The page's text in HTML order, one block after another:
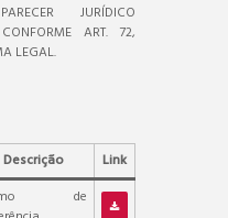
JURÍDICO
ART. 72,
LEGAL.
Descrição Link
de